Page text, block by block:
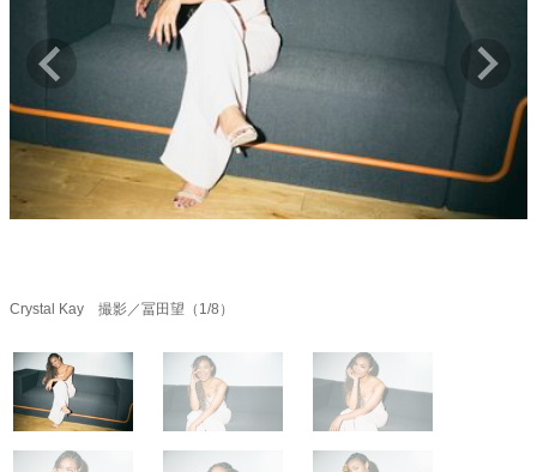
経営・ビジネス
リーダーの流儀 変革の原動力
トップが描く未来
マインドセット
ライフスタイル・生き方
40代からの景色 50代のリアル
美しさの哲学
パートナーとの歩み方
親になるということ
病が教えてくれたこと
移住という選択
Crystal Kay 撮影／冨田望（1/8）